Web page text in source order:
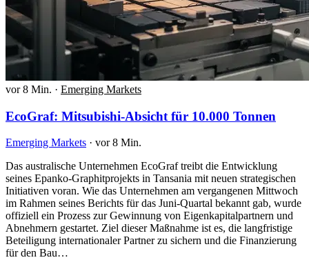
vor 8 Min. · Emerging Markets
EcoGraf: Mitsubishi-Absicht für 10.000 Tonnen
Emerging Markets · vor 8 Min.
Das australische Unternehmen EcoGraf treibt die Entwicklung
seines Epanko-Graphitprojekts in Tansania mit neuen strategischen
Initiativen voran. Wie das Unternehmen am vergangenen Mittwoch
im Rahmen seines Berichts für das Juni-Quartal bekannt gab, wurde
offiziell ein Prozess zur Gewinnung von Eigenkapitalpartnern und
Abnehmern gestartet. Ziel dieser Maßnahme ist es, die langfristige
Beteiligung internationaler Partner zu sichern und die Finanzierung
für den Bau…